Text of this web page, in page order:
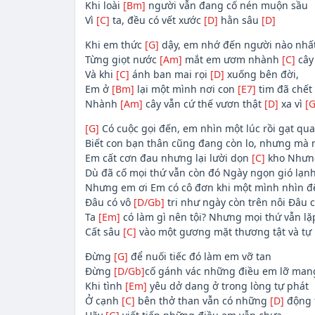
Khi loài [Bm] người vẫn đang cố nén muộn sầu
Vì [C] ta, đều có vết xước [D] hằn sâu [D]
Khi em thức [G] dậy, em nhớ đến người nào
Từng giọt nước [Am] mắt em ươm nhành [C]
Và khi [C] ánh ban mai rọi [D] xuống bên đời,
Em ở [Bm] lại một mình nơi con [E7] tim đã chết
Nhành [Am] cây vẫn cứ thế vươn thật [D] xa vì
[G] Có cuộc gọi đến, em nhìn một lúc rồi gạt qua
Biết con bạn thân cũng đang còn lo, nhưng
Em cất cơn đau nhưng lại lười dọn [C] kho
Dù đã cố mọi thứ vẫn còn đó Ngày ngọn gió
Nhưng em ơi Em có cô đơn khi một mình nhìn
Đâu có vô [D/Gb] tri như ngày còn trên nôi Đâu
Ta [Em] có làm gì nên tội? Nhưng mọi thứ vẫn
Cất sâu [C] vào một gương mặt thương tật và
Đừng [G] để nuối tiếc đó làm em vỡ tan
Đừng [D/Gb]cố gánh vác những điều em lỡ
Khi tình [Em] yêu dở dang ở trong lòng tự phát
Ở cạnh [C] bên thở than vẫn có những [D] động